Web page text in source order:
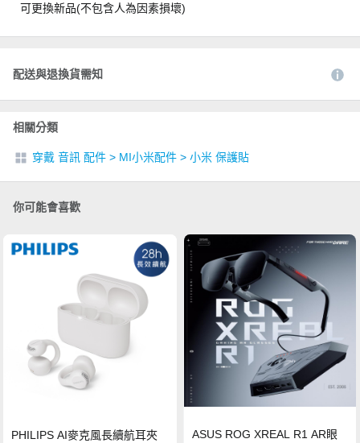
可更換新品(不包含人為因素損壞)
配送與退換貨需知
相關分類
穿戴 音訊 配件 > MI小米配件 > 小米 保護貼
你可能會喜歡
PHILIPS AI麥克風長續航耳夾
ASUS ROG XREAL R1 AR眼